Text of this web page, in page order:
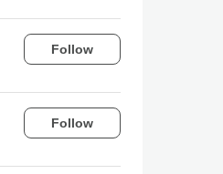
Follow
Follow